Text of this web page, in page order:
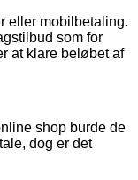
eller mobilbetaling.
som for
at klare beløbet af
shop burde de
dog er det